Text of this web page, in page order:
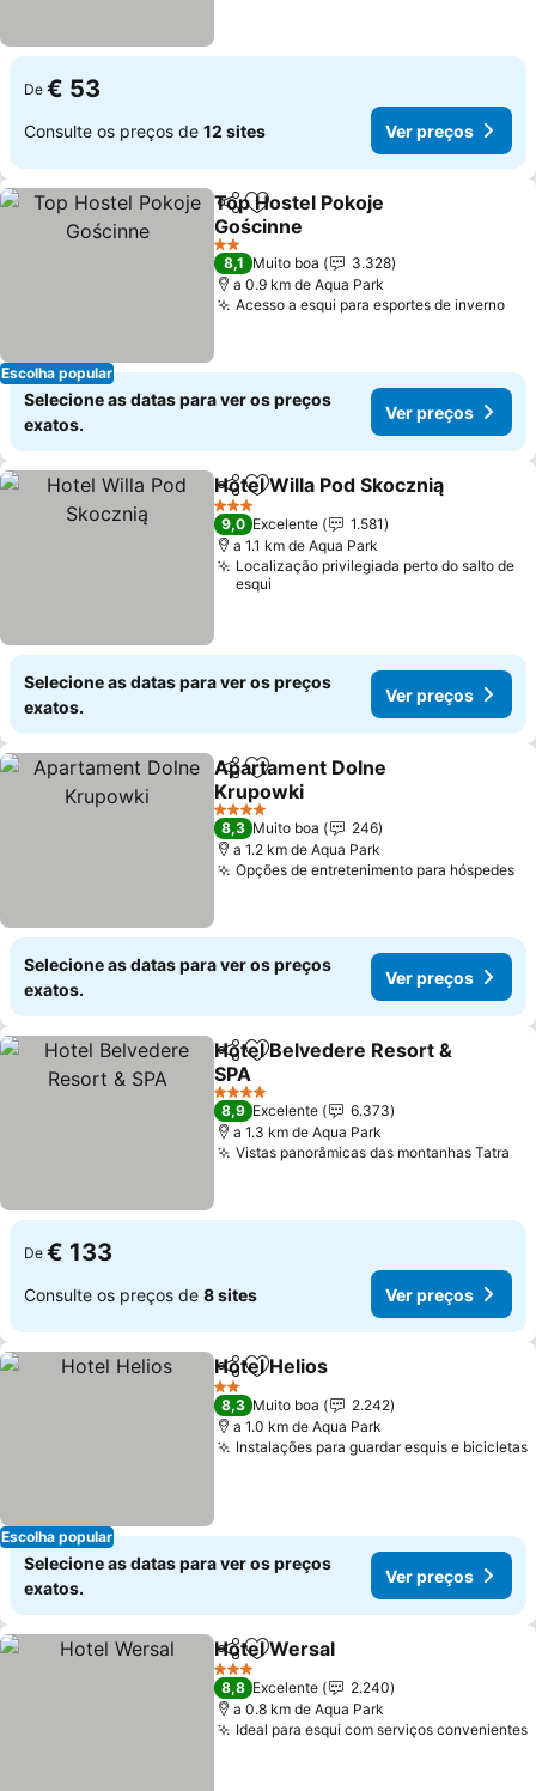
De € 53
Consulte os preços de 12 sites Ver preços
Escolha popular
PartilharAdicionar aos favoritos
Top Hostel Pokoje
Gościnne
Ver preços
2 Estrelas
8,1 Muito boa
3.328
a 0.9 km de Aqua Park
Acesso a esqui para esportes de inverno
Selecione as datas para ver os preços
exatos.
Ver preços
PartilharAdicionar aos favoritos
Hotel Willa Pod Skocznią
3 Estrelas
9,0 Excelente
1.581
a 1.1 km de Aqua Park
Localização privilegiada perto do salto de
esqui
Selecione as datas para ver os preços
exatos.
Ver preços
PartilharAdicionar aos favoritos
Apartament Dolne
Krupowki
Ver preços
4 Estrelas
8,3 Muito boa
246
a 1.2 km de Aqua Park
Opções de entretenimento para hóspedes
Selecione as datas para ver os preços
exatos.
Ver preços
PartilharAdicionar aos favoritos
Hotel Belvedere Resort &
SPA
Ver preços
4 Estrelas
8,9 Excelente
6.373
a 1.3 km de Aqua Park
Vistas panorâmicas das montanhas Tatra
De € 133
Consulte os preços de 8 sites Ver preços
Escolha popular
PartilharAdicionar aos favoritos
Hotel Helios
2 Estrelas
8,3 Muito boa
2.242
a 1.0 km de Aqua Park
Instalações para guardar esquis e bicicletas
Selecione as datas para ver os preços
exatos.
Ver preços
PartilharAdicionar aos favoritos
Hotel Wersal
3 Estrelas
8,8 Excelente
2.240
a 0.8 km de Aqua Park
Ideal para esqui com serviços convenientes